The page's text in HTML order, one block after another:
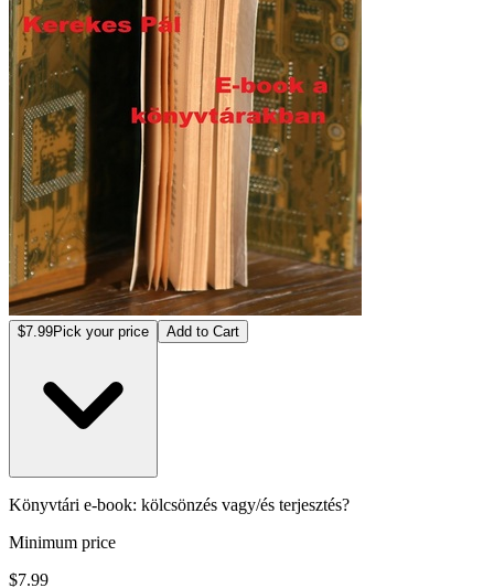
$7.99Pick your price Add to Cart
Könyvtári e-book: kölcsönzés vagy/és terjesztés?
Minimum price
$7.99